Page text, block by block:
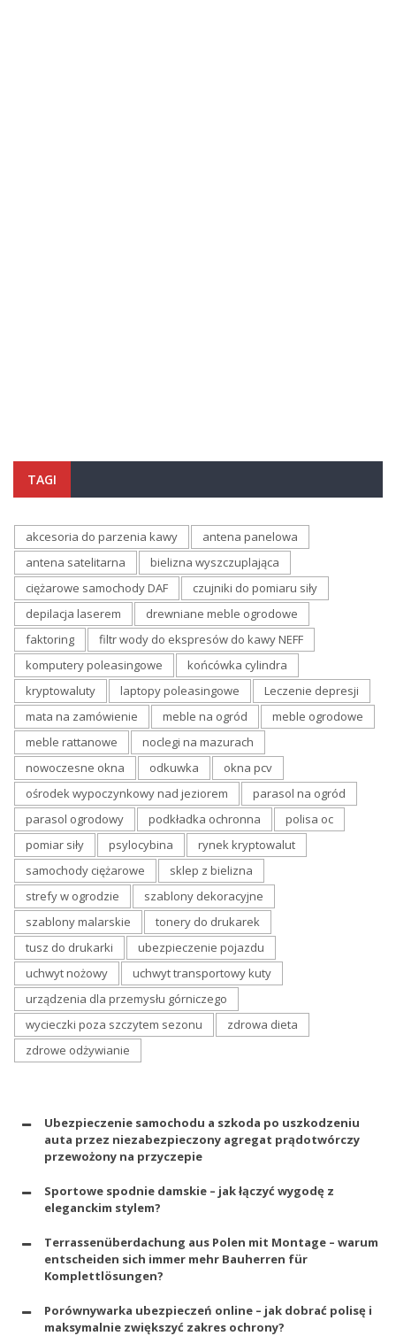
TAGI
akcesoria do parzenia kawy
antena panelowa
antena satelitarna
bielizna wyszczuplająca
ciężarowe samochody DAF
czujniki do pomiaru siły
depilacja laserem
drewniane meble ogrodowe
faktoring
filtr wody do ekspresów do kawy NEFF
komputery poleasingowe
końcówka cylindra
kryptowaluty
laptopy poleasingowe
Leczenie depresji
mata na zamówienie
meble na ogród
meble ogrodowe
meble rattanowe
noclegi na mazurach
nowoczesne okna
odkuwka
okna pcv
ośrodek wypoczynkowy nad jeziorem
parasol na ogród
parasol ogrodowy
podkładka ochronna
polisa oc
pomiar siły
psylocybina
rynek kryptowalut
samochody ciężarowe
sklep z bielizna
strefy w ogrodzie
szablony dekoracyjne
szablony malarskie
tonery do drukarek
tusz do drukarki
ubezpieczenie pojazdu
uchwyt nożowy
uchwyt transportowy kuty
urządzenia dla przemysłu górniczego
wycieczki poza szczytem sezonu
zdrowa dieta
zdrowe odżywianie
Ubezpieczenie samochodu a szkoda po uszkodzeniu
auta przez niezabezpieczony agregat prądotwórczy
przewożony na przyczepie
Sportowe spodnie damskie – jak łączyć wygodę z
eleganckim stylem?
Terrassenüberdachung aus Polen mit Montage – warum
entscheiden sich immer mehr Bauherren für
Komplettlösungen?
Porównywarka ubezpieczeń online – jak dobrać polisę i
maksymalnie zwiększyć zakres ochrony?